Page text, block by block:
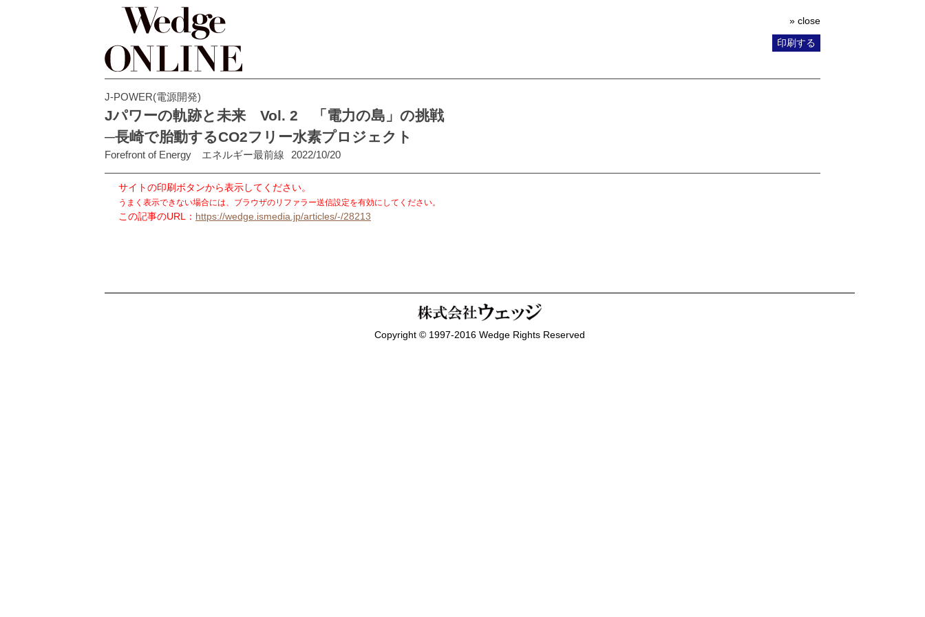
» close
印刷する
J-POWER(電源開発)
Jパワーの軌跡と未来 Vol. 2 「電力の島」の挑戦
─長崎で胎動するCO2フリー水素プロジェクト
Forefront of Energy エネルギー最前線 2022/10/20
サイトの印刷ボタンから表示してください。
うまく表示できない場合には、ブラウザのリファラー送信設定を有効にしてください。
この記事のURL： https://wedge.ismedia.jp/articles/-/28213
Copyright © 1997-2016 Wedge Rights Reserved